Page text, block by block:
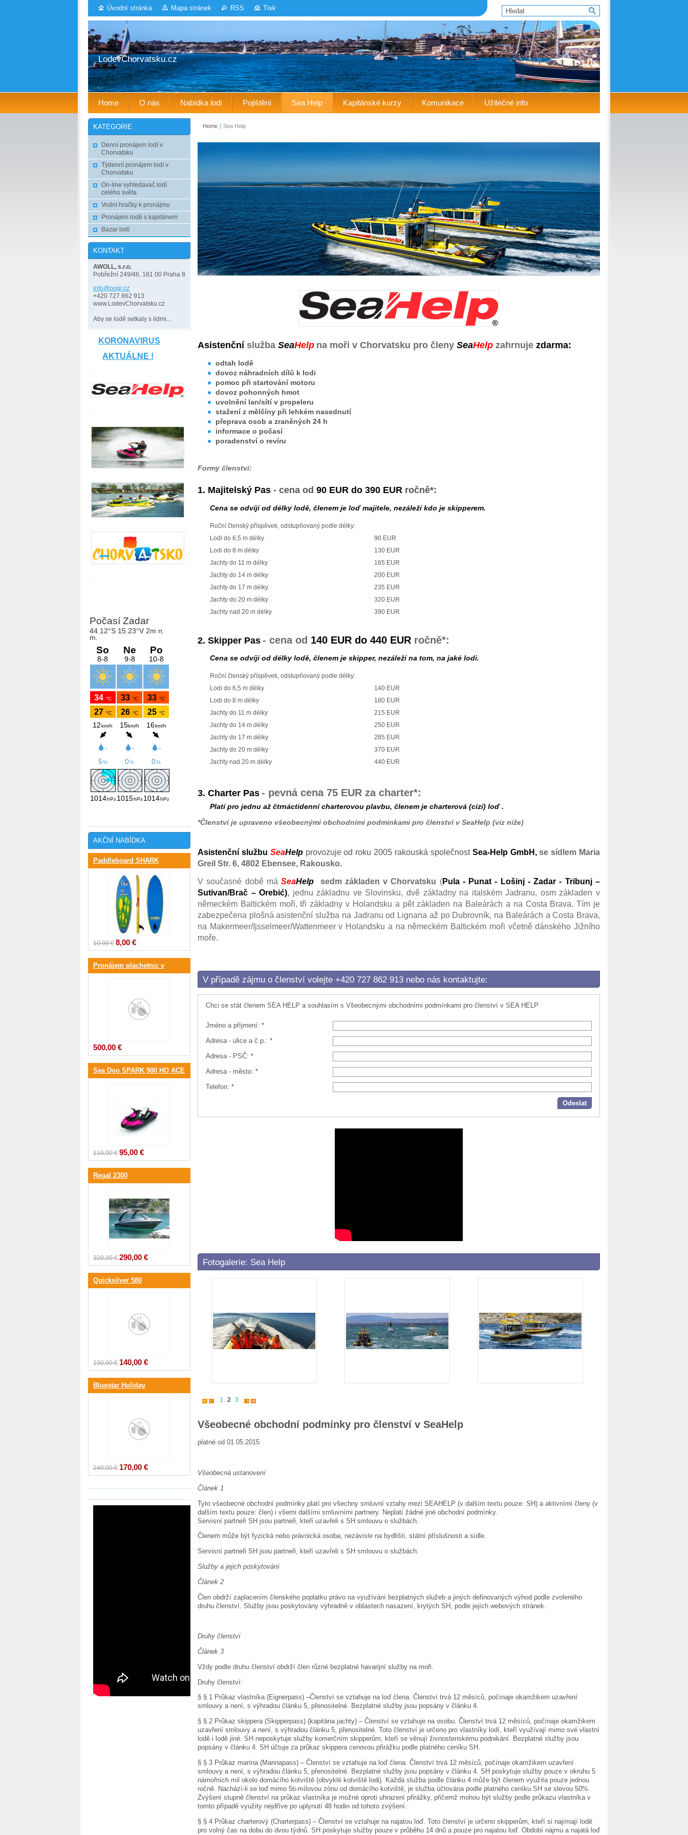
Úvodní stránka Mapa stránek RSS Tisk
LodevChorvatsku.cz
Home O nás Nabídka lodí Pojištění Sea Help Kapitánské kurzy Komunikace Užitečné info
Home | Sea Help
Asistenční služba SeaHelp na moři v Chorvatsku pro členy SeaHelp zahrnuje zdarma:
odtah lodě
dovoz náhradních dílů k lodi
pomoc při startování motoru
dovoz pohonných hmot
uvolnění lan/sítí v propeleru
stažení z mělčíny při lehkém nasednutí
přeprava osob a zraněných 24 h
informace o počasí
poradenství o revíru
Formy členství:
1. Majitelský Pas - cena od 90 EUR do 390 EUR ročně*:
Cena se odvíjí od délky lodě, členem je loď majitele, nezáleží kdo je skipperem.
Roční členský příspěvek, odstupňovaný podle délky:
Lodi do 6,5 m délky
90 EUR
Lodi do 8 m délky
130 EUR
Jachty do 11 m délky
165 EUR
Jachty do 14 m délky
200 EUR
Jachty do 17 m délky
235 EUR
Jachty do 20 m délky
320 EUR
Jachty nad 20 m délky
390 EUR
2. Skipper Pas - cena od 140 EUR do 440 EUR ročně*:
Cena se odvíjí od délky lodě, členem je skipper, nezáleží na tom, na jaké lodi.
Roční členský příspěvek, odstupňovaný podle délky:
Lodi do 6,5 m délky
140 EUR
Lodi do 8 m délky
180 EUR
Jachty do 11 m délky
215 EUR
Jachty do 14 m délky
250 EUR
Jachty do 17 m délky
285 EUR
Jachty do 20 m délky
370 EUR
Jachty nad 20 m délky
440 EUR
3. Charter Pas - pevná cena 75 EUR za charter*:
Platí pro jednu až čtrnáctidenní charterovou plavbu, členem je charterová (cizí) loď .
*Členství je upraveno všeobecnými obchodními podmínkami pro členství v SeaHelp (viz níže)
Asistenční službu SeaHelp provozuje od roku 2005 rakouská společnost Sea-Help GmbH,se sídlem Maria
Greil Str. 6, 4802 Ebensee, Rakousko.
V současné době máSeaHelp sedm základen v Chorvatsku (Pula - Punat - Lošinj - Zadar - Tribunj –
Sutivan/Brač – Orebić), jednu základnu ve Slovinsku, dvě základny na italském Jadranu, osm základen v
německém Baltickém moři, tři základny v Holandsku a pět základen na Baleárách a na Costa Brava. Tím je
zabezpečena plošná asistenční služba na Jadranu od Lignana až po Dubrovník, na Baleárách a Costa Brava,
na Makermeer/Ijsselmeer/Wattenmeer v Holandsku a na německém Baltickém moři včetně dánského Jižního
moře.
V případě zájmu o členství volejte +420 727 862 913 nebo nás kontaktujte:
Chci se stát členem SEA HELP a souhlasím s Všeobecnými obchodními podmínkami pro členství v SEA HELP
Jméno a příjmení: *
Adresa - ulice a č.p.: *
Adresa - PSČ: *
Adresa - město: *
Telefon: *
Fotogalerie: Sea Help
1 2 3
Všeobecné obchodní podmínky pro členství v SeaHelp
platné od 01.05.2015
Všeobecná ustanovení
Článek 1
Tyto všeobecné obchodní podmínky platí pro všechny smluvní vztahy mezi SEAHELP (v dalším textu pouze: SH) a aktivními členy (v
dalším textu pouze: člen) i všemi dalšími smluvními partnery. Neplatí žádné jiné obchodní podmínky.
Servisní partneři SH jsou partneři, kteří uzavřeli s SH smlouvu o službách.
Členem může být fyzická nebo právnická osoba, nezávisle na bydlišti, státní příslušnosti a sídle.
Servisní partneři SH jsou partneři, kteří uzavřeli s SH smlouvu o službách.
Služby a jejich poskytování
Článek 2
Člen obdrží zaplacením členského poplatku právo na využívání bezplatných služeb a jiných definovaných výhod podle zvoleného
druhu členství. Služby jsou poskytovány výhradně v oblastech nasazení, krytých SH, podle jejích webových stránek.
Druhy členství
Článek 3
Vždy podle druhu členství obdrží člen různé bezplatné havarijní služby na moři.
Druhy členství:
§ § 1 Průkaz vlastníka (Eignerpass) –Členství se vztahuje na loď člena. Členství trvá 12 měsíců, počínaje okamžikem uzavření
smlouvy a není, s výhradou článku 5, přenositelné. Bezplatné služby jsou popsány v článku 4.
§ § 2 Průkaz skippera (Skipperpass) (kapitána jachty) – Členství se vztahuje na osobu. Členství trvá 12 měsíců, počínaje okamžikem
uzavření smlouvy a není, s výhradou článku 5, přenositelné. Toto členství je určeno pro vlastníky lodí, kteří využívají mimo své vlastní
lodě i lodě jiné. SH neposkytuje služby komerčním skipperům, kteří se věnují živnostenskému podnikání. Bezplatné služby jsou
popsány v článku 4. SH účtuje za průkaz skippera cenovou přirážku podle platného ceníku SH.
§ § 3 Průkaz marína (Marinapass) – Členství se vztahuje na loď člena. Členství trvá 12 měsíců, počínaje okamžikem uzavření
smlouvy a není, s výhradou článku 5, přenositelné. Bezplatné služby jsou popsány v článku 4. SH poskytuje služby pouze v okruhu 5
námořních mil okolo domácího kotviště (obvyklé kotviště lodi). Každá služba podle článku 4 může být členem využita pouze jednou
ročně. Nachází-li se loď mimo 5ti-mílovou zónu od domácího kotviště, je služba účtována podle platného ceníku SH se slevou 50%.
Zvýšení stupně členství na průkaz vlastníka je možné oproti uhrazení přirážky, přičemž mohou být služby podle průkazu vlastníka v
tomto případě využity nejdříve po uplynutí 48 hodin od tohoto zvýšení.
§ § 4 Průkaz charterový (Charterpass) – Členství se vztahuje na najatou loď. Toto členství je určeno skipperům, kteří si najímají lodě
pro volný čas na dobu do dvou týdnů. SH poskytuje služby pouze v průběhu 14 dnů a pouze pro najatou loď. Období nájmu a najatá loď
KATEGORIE
Denní pronájem lodí v
Chorvatsku
Týdenní pronájem lodí v
Chorvatsku
On-line vyhledavač lodí
celého světa
Vodní hračky k pronájmu
Pronájem lodě s kapitánem
Bazar lodí
KONTAKT
AWOLL, s.r.o.
Pobřežní 249/46, 181 00 Praha 8
info@pogr.cz
+420 727 862 913
www.LodevChorvatsku.cz
Aby se lodě setkaly s lidmi...
KORONAVIRUS
AKTUÁLNE !
AKČNÍ NABÍDKA
Paddleboard SHARK
10,00 € 8,00 €
Pronájem plachetnic v
500,00 €
Sea Doo SPARK 900 HO ACE
110,00 € 95,00 €
Regal 2300
320,00 € 290,00 €
Quicksilver 580
190,00 € 140,00 €
Bluestar Holiday
240,00 € 170,00 €